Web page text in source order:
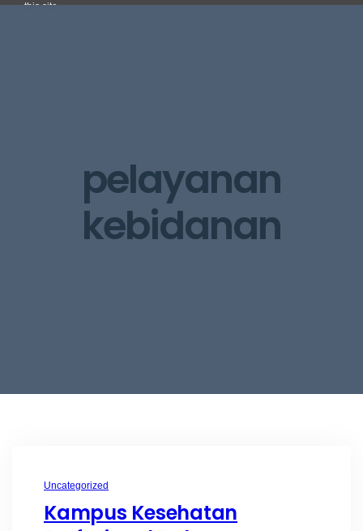
this site.
pelayanan
kebidanan
Uncategorized
Kampus Kesehatan